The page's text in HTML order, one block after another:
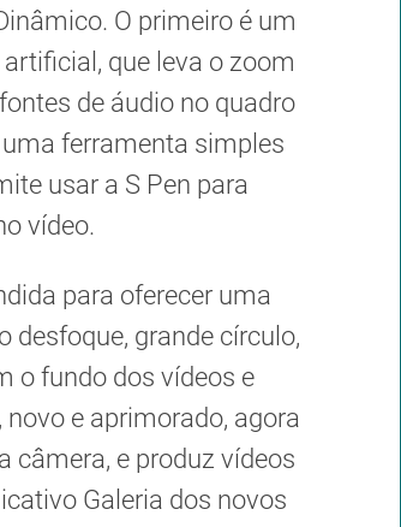
O primeiro é um
que leva o zoom
de áudio no quadro
ferramenta simples
usar a S Pen para
vídeo.
para oferecer uma
desfoque, grande círculo,
o fundo dos vídeos e
e aprimorado, agora
câmera, e produz vídeos
Galeria dos novos